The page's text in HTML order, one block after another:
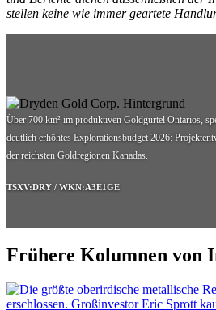
stellen keine wie immer geartete
Über 700 km² im produktiven Goldgürtel Ontarios,
deutlich erhöhtes Explorationsbudget 2026:
der reichsten Goldregionen Kanadas.
TSXV:DRY / WKN:A3E1GE
Frühere Kolumnen von